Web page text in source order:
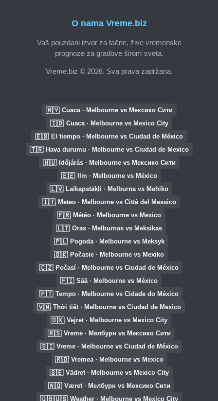
O nama Vreme.biz
Vaš pouzdani izvor za tačne, žive vremenske
prognoze za gradove širom sveta.
Vreme.biz © 2026. Sva prava zadržana.
🇲🇾 Cuaca · Melbourne vs Мексико Сити
🇮🇩 Cuaca · Melbourne vs Mexico City
🇪🇸 El tiempo · Melbourne vs Ciudad de México
🇹🇷 Hava durumu · Melbourne vs Ciudad de Mexico
🇭🇺 Időjárás · Melbourne vs Мексико Сити
🇪🇪 Ilm · Melbourne vs México
🇱🇻 Laikapstākļi · Melburna vs Mehiko
🇮🇹 Meteo · Melbourne vs Città del Messico
🇫🇷 Météo · Melbourne vs Mexico
🇱🇹 Oras · Melburnas vs Meksikas
🇵🇱 Pogoda · Melbourne vs Meksyk
🇸🇰 Počasie · Melbourne vs Mexiko
🇨🇿 Počasí · Melbourne vs Ciudad de México
🇫🇮 Sää · Melbourne vs México
🇵🇹 Tempo · Melbourne vs Cidade do México
🇻🇳 Thời tiết · Melbourne vs Ciudad de Mexico
🇩🇰 Vejret · Melbourne vs Mexico City
🇷🇸 Vreme · Мелбурн vs Мексико Сити
🇸🇮 Vreme · Melbourne vs Ciudad de México
🇷🇴 Vremea · Melbourne vs Mexico
🇸🇪 Vädret · Melbourne vs Mexico City
🇳🇴 Været · Мелбурн vs Мексико Сити
🇬🇧🇺🇸 Weather · Melbourne vs Mexico City